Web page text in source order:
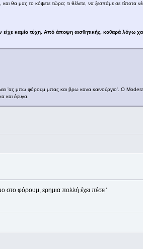
θα μας το κόψετε τώρα; τι θέλετε, να ξεσπάμε σε τίποτα
καμία τύχη. Από άποψη αισθητικής, καθαρά λόγω
λεει 'ας μπω φόρουμ μπας και βρω κανα καινούργιο'. O
και έφυγα.
στο φόρουμ, ερημια πολλή έχει πέσει'